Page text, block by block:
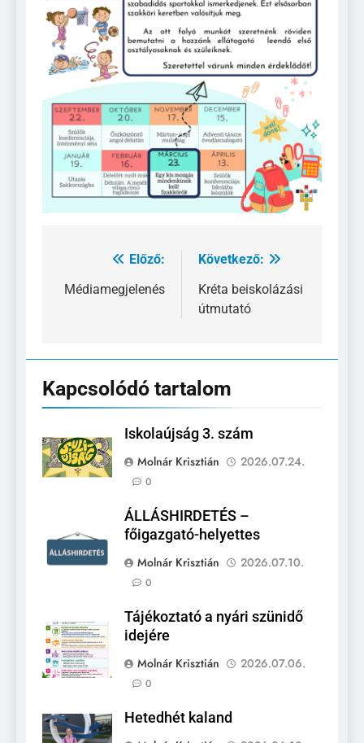
Bejegyzés
navigáció
Előző:
Médiamegjelenés
Következő:
Kréta beiskolázási
útmutató
Kapcsolódó tartalom
Iskolaújság 3. szám
Molnár Krisztián
2026.07.24.
0
ÁLLÁSHIRDETÉS –
főigazgató-helyettes
Molnár Krisztián
2026.07.10.
0
Tájékoztató a nyári szünidő
idejére
Molnár Krisztián
2026.07.06.
0
Hetedhét kaland